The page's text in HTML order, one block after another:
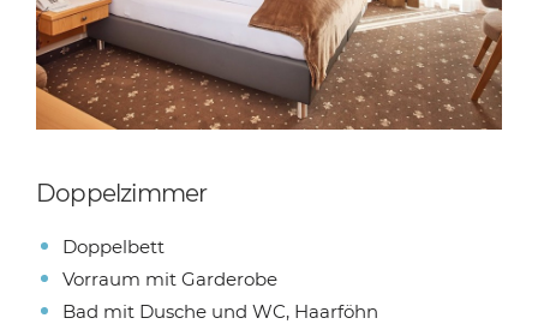
Doppelzimmer
Doppelbett
Vorraum mit Garderobe
Bad mit Dusche und WC, Haarföhn